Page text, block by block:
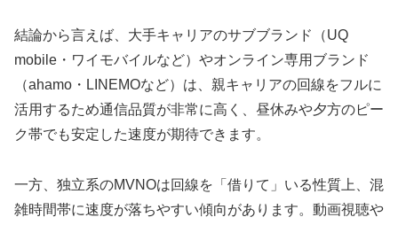
結論から言えば、大手キャリアのサブブランド（UQ
mobile・ワイモバイルなど）やオンライン専用ブランド
（ahamo・LINEMOなど）は、親キャリアの回線をフルに
活用するため通信品質が非常に高く、昼休みや夕方のピー
ク帯でも安定した速度が期待できます。
一方、独立系のMVNOは回線を「借りて」いる性質上、混
雑時間帯に速度が落ちやすい傾向があります。動画視聴や